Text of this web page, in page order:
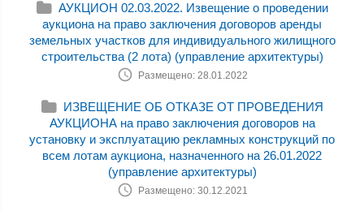
АУКЦИОН 02.03.2022. Извещение о проведении
аукциона на право заключения договоров аренды
земельных участков для индивидуального жилищного
строительства (2 лота) (управление архитектуры)
Размещено: 28.01.2022
ИЗВЕЩЕНИЕ ОБ ОТКАЗЕ ОТ ПРОВЕДЕНИЯ
АУКЦИОНА на право заключения договоров на
установку и эксплуатацию рекламных конструкций по
всем лотам аукциона, назначенного на 26.01.2022
(управление архитектуры)
Размещено: 30.12.2021